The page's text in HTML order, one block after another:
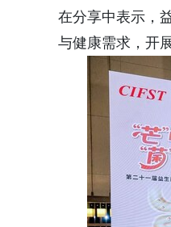
在分享中表示，
与健康需求，开